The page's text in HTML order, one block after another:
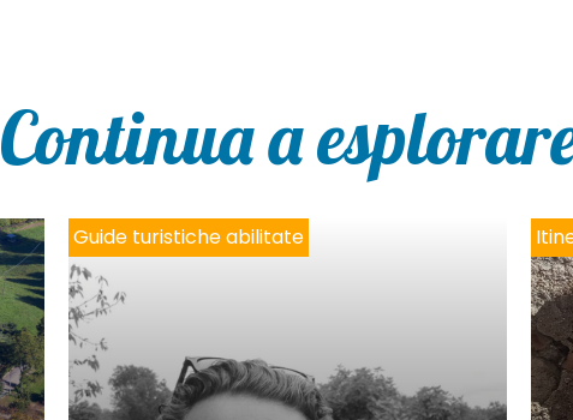
Continua a
Guide turistiche abilitate